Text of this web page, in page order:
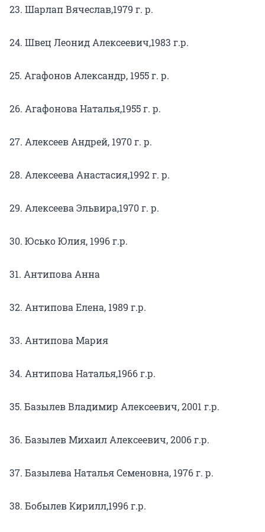
23. Шарлап Вячеслав,1979 г. р.
24. Швец Леонид Алексеевич,1983 г.р.
25. Агафонов Александр, 1955 г. р.
26. Агафонова Наталья,1955 г. р.
27. Алексеев Андрей, 1970 г. р.
28. Алексеева Анастасия,1992 г. р.
29. Алексеева Эльвира,1970 г. р.
30. Юсько Юлия, 1996 г.р.
31. Антипова Анна
32. Антипова Елена, 1989 г.р.
33. Антипова Мария
34. Антипова Наталья,1966 г.р.
35. Базылев Владимир Алексеевич, 2001 г.р.
36. Базылев Михаил Алексеевич, 2006 г.р.
37. Базылева Наталья Семеновна, 1976 г. р.
38. Бобылев Кирилл,1996 г.р.